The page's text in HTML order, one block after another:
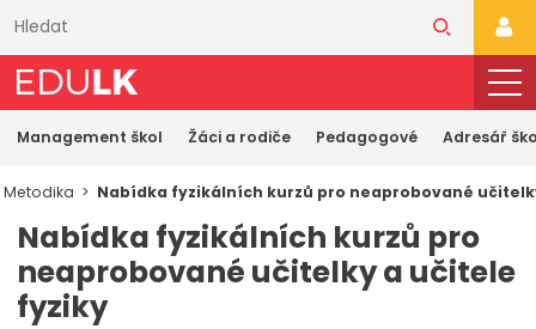
obsahu
Management škol Žáci a rodiče Pedagogové Adresář
Metodika Nabídka fyzikálních kurzů pro neaprobované
Nabídka fyzikálních kurzů pro
neaprobované učitelky a učitele
fyziky